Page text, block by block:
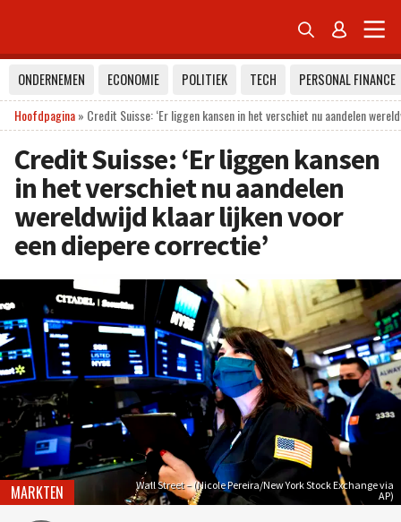
 
ONDERNEMEN ECONOMIE POLITIEK TECH
PERSONAL FINANCE
Hoofdpagina» Credit Suisse: ‘Er liggen kansen in het verschiet nu aandelen
Credit Suisse: ‘Er liggen kansen
in het verschiet nu aandelen
wereldwijd klaar lijken voor
een diepere correctie’
Wall Street – (Nicole Pereira/New York Stock Exchange via
AP)
MARKTEN